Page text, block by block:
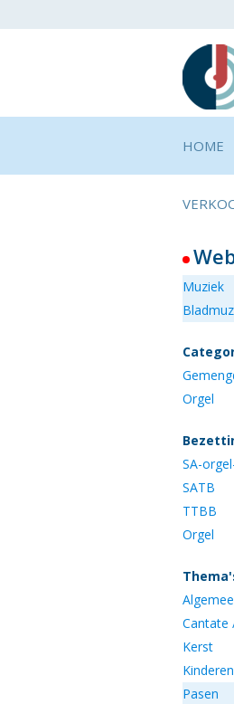
HOME
Muziek
Orgel
SA-
SATB
TTBB
Orgel
Cantate
Kerst
Kinderen
Pasen